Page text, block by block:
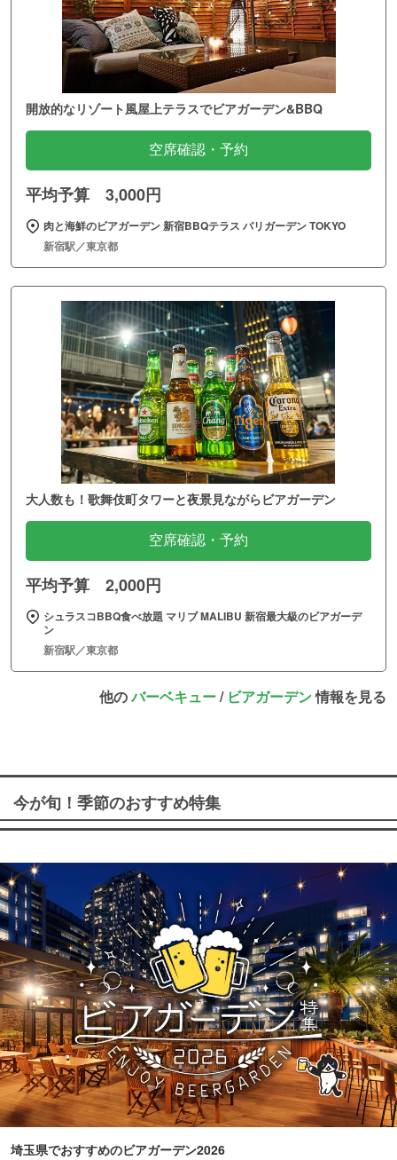
開放的なリゾート風屋上テラスでビアガーデン&BBQ
空席確認・予約
平均予算 3,000円
肉と海鮮のビアガーデン 新宿BBQテラス バリガーデン TOKYO
新宿駅／東京都
大人数も！歌舞伎町タワーと夜景見ながらビアガーデン
空席確認・予約
平均予算 2,000円
シュラスコBBQ食べ放題 マリブ MALIBU 新宿最大級のビアガーデ
ン
新宿駅／東京都
他のバーベキュー/ ビアガーデン情報を見る
今が旬！季節のおすすめ特集
埼玉県でおすすめのビアガーデン2026